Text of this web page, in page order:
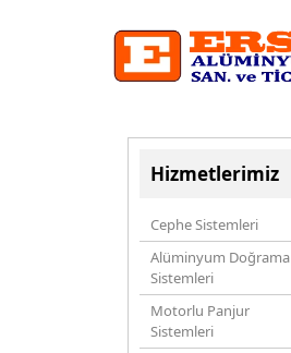
Hizmetlerimiz
Cephe Sistemleri
Alüminyum Doğrama
Sistemleri
Motorlu Panjur
Sistemleri